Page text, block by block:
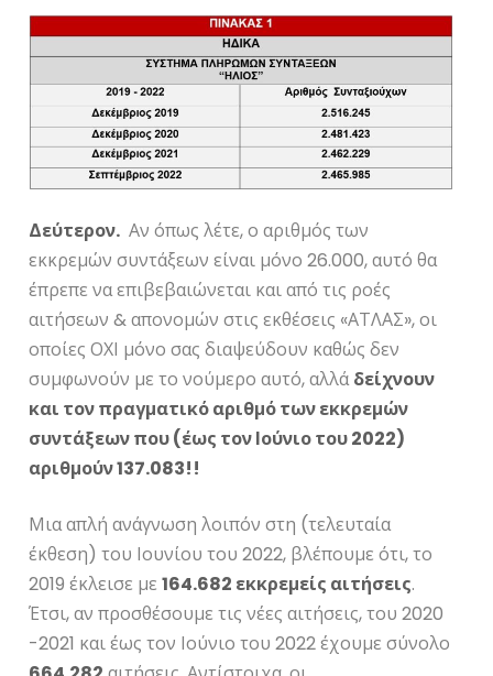
Δεύτερον. Αν όπως λέτε, ο αριθμός των
εκκρεμών συντάξεων είναι μόνο 26.000, αυτό θα
έπρεπε να επιβεβαιώνεται και από τις ροές
αιτήσεων & απονομών στις εκθέσεις «ΑΤΛΑΣ», οι
οποίες ΟΧΙ μόνο σας διαψεύδουν καθώς δεν
συμφωνούν με το νούμερο αυτό, αλλάδείχνουν
και τον πραγματικό αριθμό των εκκρεμών
συντάξεων που (έως τον Ιούνιο του 2022)
αριθμούν 137.083!!
Μια απλή ανάγνωση λοιπόν στη (τελευταία
έκθεση) του Ιουνίου του 2022, βλέπουμε ότι, το
2019 έκλεισε με164.682 εκκρεμείς αιτήσεις.
Έτσι, αν προσθέσουμε τις νέες αιτήσεις, του 2020
-2021 και έως τον Ιούνιο του 2022 έχουμε σύνολο